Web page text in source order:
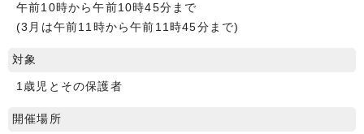
午前10時から午前10時45分まで
(3月は午前11時から午前11時45分まで)
対象
1歳児とその保護者
開催場所